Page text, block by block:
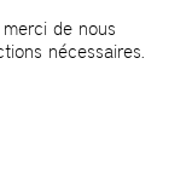
de nous
nécessaires.